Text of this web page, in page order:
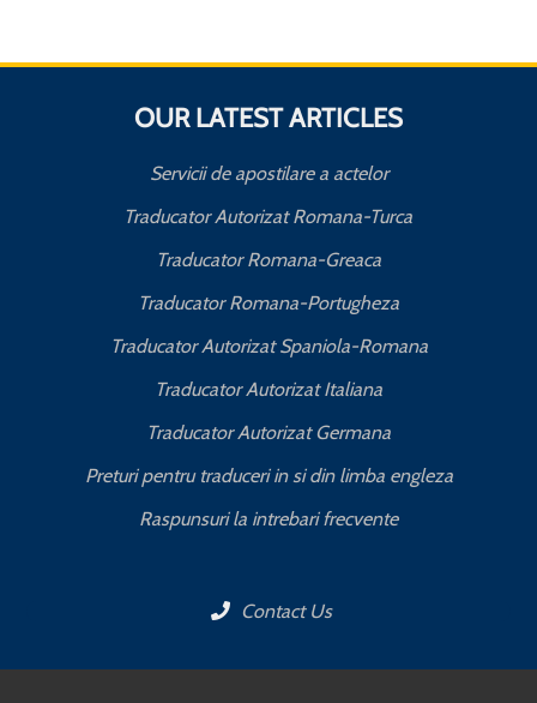
OUR LATEST ARTICLES
Servicii de apostilare a actelor
Traducator Autorizat Romana-Turca
Traducator Romana-Greaca
Traducator Romana-Portugheza
Traducator Autorizat Spaniola-Romana
Traducator Autorizat Italiana
Traducator Autorizat Germana
Preturi pentru traduceri in si din limba engleza
Raspunsuri la intrebari frecvente
Contact Us